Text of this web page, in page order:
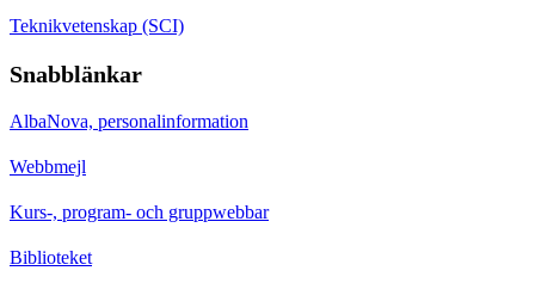
Teknikvetenskap (SCI)
Snabblänkar
AlbaNova, personalinformation
Webbmejl
Kurs-, program- och gruppwebbar
Biblioteket